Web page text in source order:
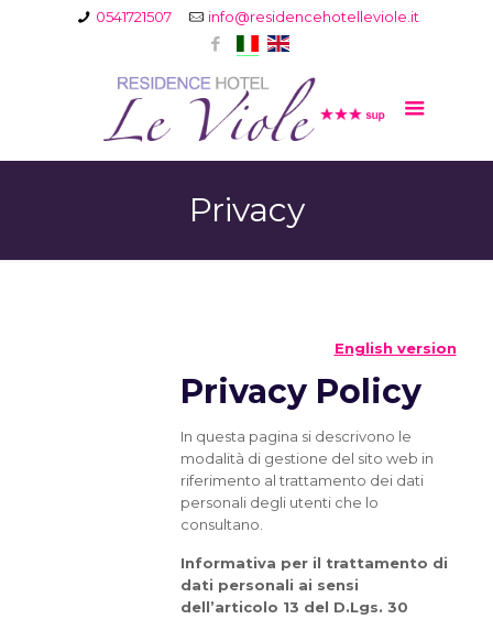
0541721507 info@residencehotelleviole.it
Privacy
English version
Privacy Policy
In questa pagina si descrivono le
modalità di gestione del sito web in
riferimento al trattamento dei dati
personali degli utenti che lo
consultano.
Informativa per il trattamento di
dati personali ai sensi
dell’articolo 13 del D.Lgs. 30